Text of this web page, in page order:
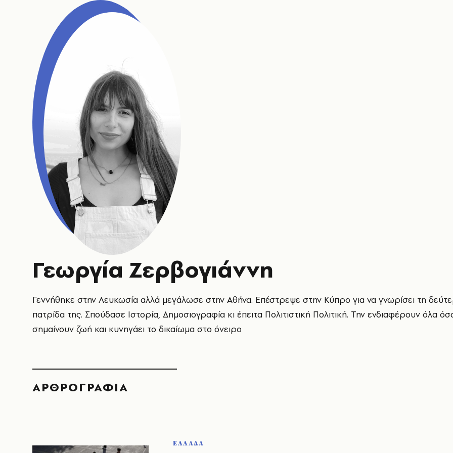
Γεωργία Ζερβογιάννη
Γεννήθηκε στην Λευκωσία αλλά μεγάλωσε στην Αθήνα. Επέστρεψε στην Κύπρο για να γνωρίσει τη
πατρίδα της. Σπούδασε Ιστορία, Δημοσιογραφία κι έπειτα Πολιτιστική Πολιτική. Την ενδιαφέρουν όλα
σημαίνουν ζωή και κυνηγάει το δικαίωμα στο όνειρο
ΑΡΘΡΟΓΡΑΦΙΑ
ΕΛΛΑΔΑ